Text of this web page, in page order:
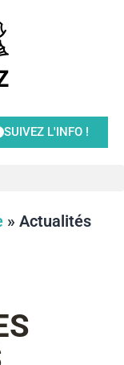
SUIVEZ L'INFO !
» Actualités